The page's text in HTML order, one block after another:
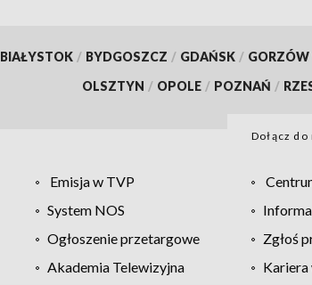
BIAŁYSTOK / BYDGOSZCZ / GDAŃSK / GORZÓW
OLSZTYN / OPOLE / POZNAŃ /
Dołącz do
Emisja w TVP
System NOS
Ogłoszenie przetargowe Zgłoś
Akademia Telewizyjna Kariera